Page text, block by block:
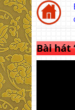
Bài hát